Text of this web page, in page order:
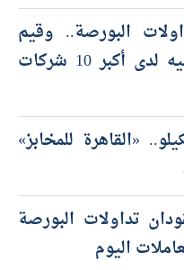
البورصة.. وقيم
التداول تتجاوز 83 مليار جنيه لدى أكبر 10 شركات
جنيهًا للكيلو.. «القاهرة للمخابز»
تداولات البورصة